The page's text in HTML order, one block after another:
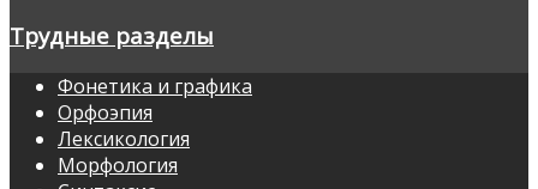
Трудные разделы
Фонетика и графика
Орфоэпия
Лексикология
Морфология